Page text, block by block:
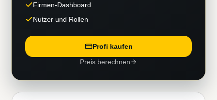
Firmen-Dashboard
Nutzer und Rollen
Profi kaufen
Preis berechnen